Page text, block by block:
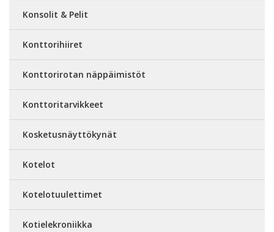
Konsolit & Pelit
Konttorihiiret
Konttorirotan näppäimistöt
Konttoritarvikkeet
Kosketusnäyttökynät
Kotelot
Kotelotuulettimet
Kotielekroniikka